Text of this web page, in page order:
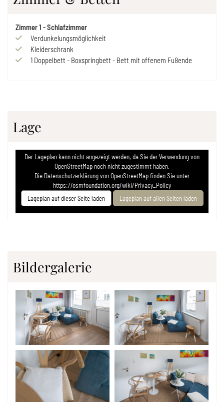
Zimmer1 -Schlafzimmer
Verdunkelungsmöglichkeit
Kleiderschrank
1 Doppelbett - Boxspringbett - Bett mit offenem Fußende
Lage
Der Lageplan kann nicht angezeigt werden, da Sie der Verwendung von
OpenStreetMap noch nicht zugestimmt haben.
Die Datenschutzerklärung von OpenStreetMap finden Sie unter
https://osmfoundation.org/wiki/Privacy_Policy
Lageplan auf dieser Seite laden
Lageplan auf allen Seiten laden
Bildergalerie